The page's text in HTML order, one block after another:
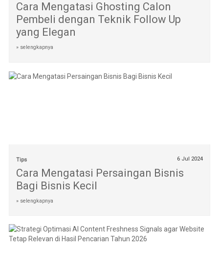
Cara Mengatasi Ghosting Calon
Pembeli dengan Teknik Follow Up
yang Elegan
» selengkapnya
Tips 6 Jul 2024
Cara Mengatasi Persaingan Bisnis
Bagi Bisnis Kecil
» selengkapnya